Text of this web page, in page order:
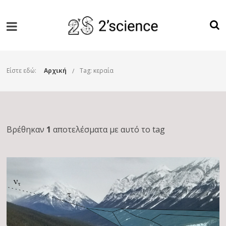
Είστε εδώ: Αρχική Tag: κεραία
Βρέθηκαν 1 αποτελέσματα με αυτό το tag